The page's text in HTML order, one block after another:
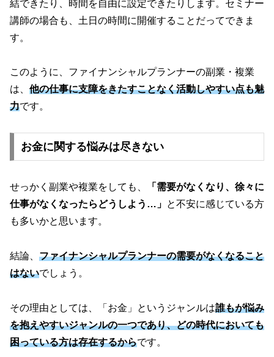
結できたり、時間を自由に設定できたりします。セミナー
講師の場合も、土日の時間に開催することだってできま
す。
このように、ファイナンシャルプランナーの副業・複業
は、 他の仕事に支障をきたすことなく活動しやすい点も魅
力です。
お金に関する悩みは尽きない
せっかく副業や複業をしても、
「需要がなくなり、徐々に
仕事がなくなったらどうしよう…」 と不安に感じている方
も多いかと思います。
結論、 ファイナンシャルプランナーの需要がなくなること
はないでしょう。
その理由としては、「お金」というジャンルは誰もが悩み
を抱えやすいジャンルの一つであり、どの時代においても
困っている方は存在するからです。